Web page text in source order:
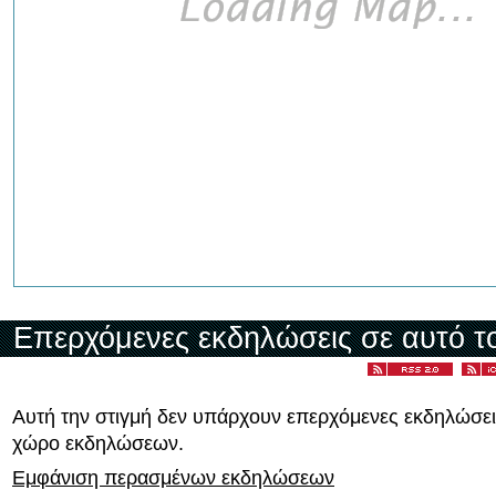
Επερχόμενες εκδηλώσεις σε αυτό
Αυτή την στιγμή δεν υπάρχουν επερχόμενες
χώρο εκδηλώσεων.
Εμφάνιση περασμένων εκδηλώσεων